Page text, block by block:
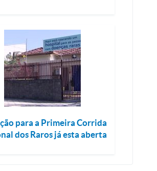
para a Primeira Corrida
dos Raros já esta aberta